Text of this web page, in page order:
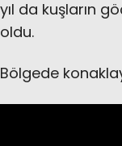
yıl da kuşların
oldu.
Bölgede